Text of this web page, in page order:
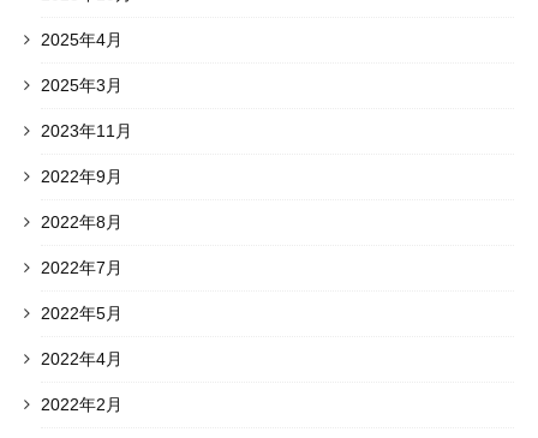
2025年4月
2025年3月
2023年11月
2022年9月
2022年8月
2022年7月
2022年5月
2022年4月
2022年2月